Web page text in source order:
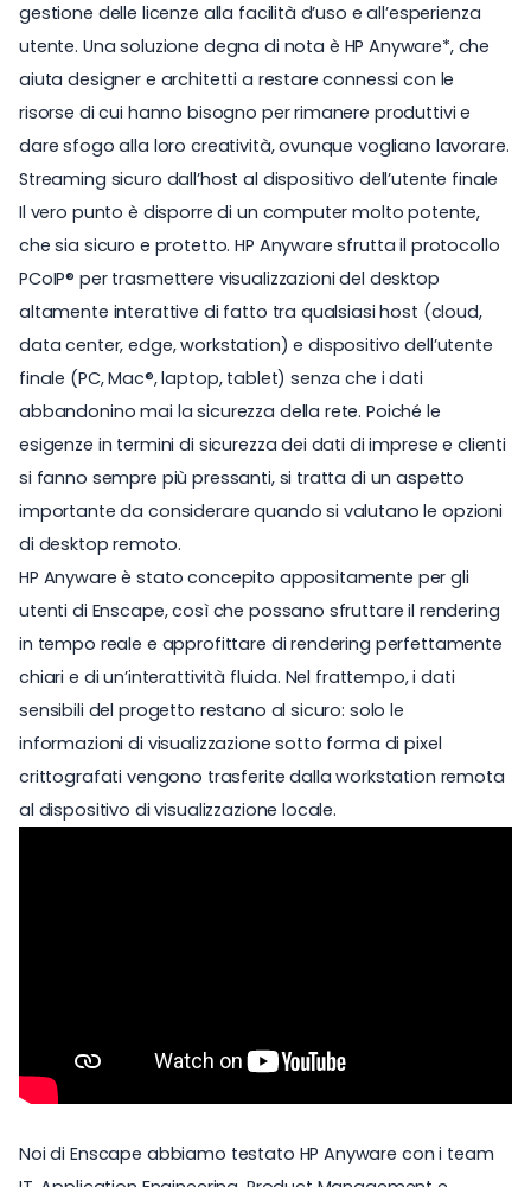
gestione delle licenze alla facilità d’uso e all’esperienza
utente. Una soluzione degna di nota è HP Anyware*, che
aiuta designer e architetti a restare connessi con le
risorse di cui hanno bisogno per rimanere produttivi e
dare sfogo alla loro creatività, ovunque vogliano lavorare.
Streaming sicuro dall’host al dispositivo dell’utente finale
Il vero punto è disporre di un computer molto potente,
che sia sicuro e protetto. HP Anyware sfrutta il protocollo
PCoIP® per trasmettere visualizzazioni del desktop
altamente interattive di fatto tra qualsiasi host (cloud,
data center, edge, workstation) e dispositivo dell’utente
finale (PC, Mac®, laptop, tablet) senza che i dati
abbandonino mai la sicurezza della rete. Poiché le
esigenze in termini di sicurezza dei dati di imprese e clienti
si fanno sempre più pressanti, si tratta di un aspetto
importante da considerare quando si valutano le opzioni
di desktop remoto.
HP Anyware è stato concepito appositamente per gli
utenti di Enscape, così che possano sfruttare il rendering
in tempo reale e approfittare di rendering perfettamente
chiari e di un’interattività fluida. Nel frattempo, i dati
sensibili del progetto restano al sicuro: solo le
informazioni di visualizzazione sotto forma di pixel
crittografati vengono trasferite dalla workstation remota
al dispositivo di visualizzazione locale.
Noi di Enscape abbiamo testato HP Anyware con i team